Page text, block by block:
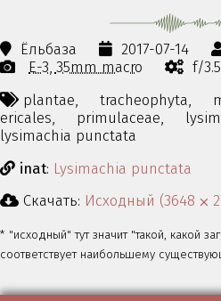
Ёльбаза 2017-07-14
E-3 35mm macro
f/
plantae,
tracheophyta,
ericales,
primulaceae,
lysimachia punctata
inat: Lysimachia punctata
Скачать: Исходный (3648 ⨉
* "исходный" тут значит "такой, какой
соответствует наибольшему